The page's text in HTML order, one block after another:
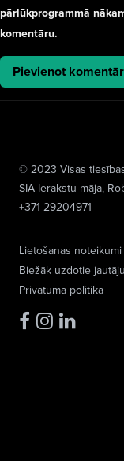
pārlūkprogrammā
komentāru.
Lietošanas noteikumi
Biežāk uzdotie
Privātuma politika
© 2023 Visas
SIA Ierakstu māja,
+371 29204971